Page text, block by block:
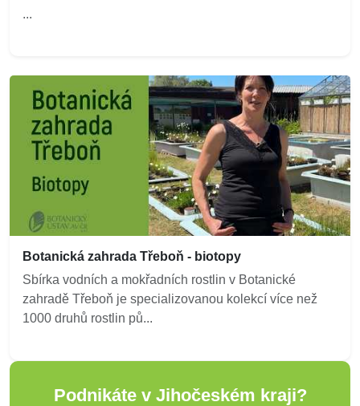
...
Botanická zahrada Třeboň - biotopy
Sbírka vodních a mokřadních rostlin v Botanické
zahradě Třeboň je specializovanou kolekcí více než
1000 druhů rostlin pů...
Podnikáte v Jihočeském kraji?